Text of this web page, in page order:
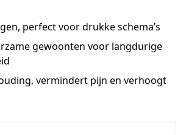
perfect voor drukke schema’s
gewoonten voor langdurige
vermindert pijn en verhoogt